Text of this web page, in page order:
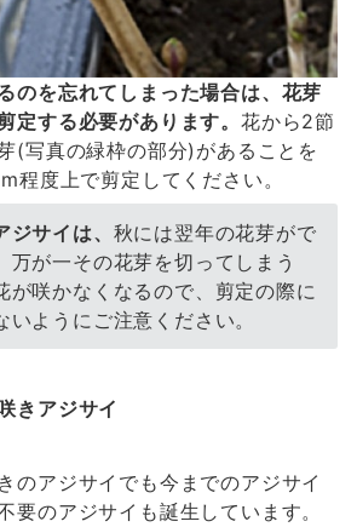
のを忘れてしまった場合は、花芽
定する必要があります。 花から2節
(写真の緑枠の部分)があることを
程度上で剪定してください。
ジサイは、 秋には翌年の花芽がで
万が一その花芽を切ってしまう
が咲かなくなるので、剪定の際に
いようにご注意ください。
きアジサイ
のアジサイでも今までのアジサイ
要のアジサイも誕生しています。